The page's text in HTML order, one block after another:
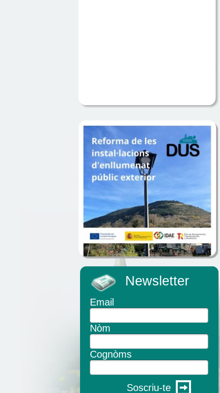
Newsletter
Email
Nòm
Cognòms
Soscriu-te